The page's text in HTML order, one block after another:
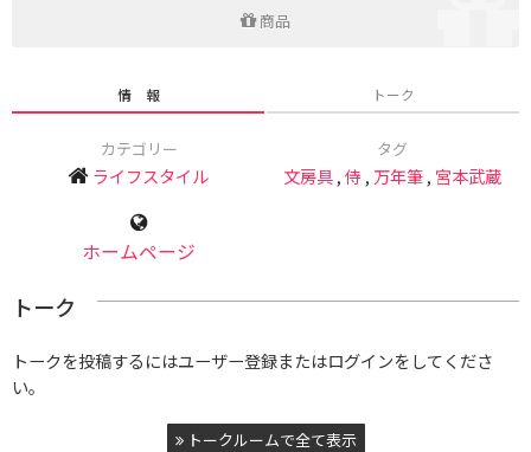
商品
情 報 トーク
カテゴリー
ライフスタイル
タグ
文房具,侍, 万年筆, 宮本武蔵
ホームページ
トーク
トークを投稿するにはユーザー登録またはログインをしてくださ
い。
トークルームで全て表示